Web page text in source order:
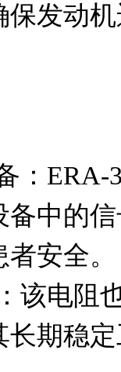
发动
中的
安全。
长期稳